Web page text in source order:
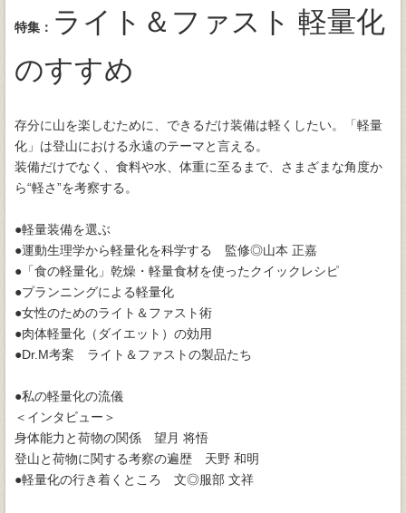
特集： ライト＆ファスト 軽量化
のすすめ
存分に山を楽しむために、できるだけ装備は軽くしたい。「軽量
化」は登山における永遠のテーマと言える。
装備だけでなく、食料や水、体重に至るまで、さまざまな角度か
ら“軽さ”を考察する。
●軽量装備を選ぶ
●運動生理学から軽量化を科学する 監修◎山本 正嘉
●「食の軽量化」乾燥・軽量食材を使ったクイックレシピ
●プランニングによる軽量化
●女性のためのライト＆ファスト術
●肉体軽量化（ダイエット）の効用
●Dr.M考案 ライト＆ファストの製品たち
●私の軽量化の流儀
＜インタビュー＞
身体能力と荷物の関係 望月 将悟
登山と荷物に関する考察の遍歴 天野 和明
●軽量化の行き着くところ 文◎服部 文祥